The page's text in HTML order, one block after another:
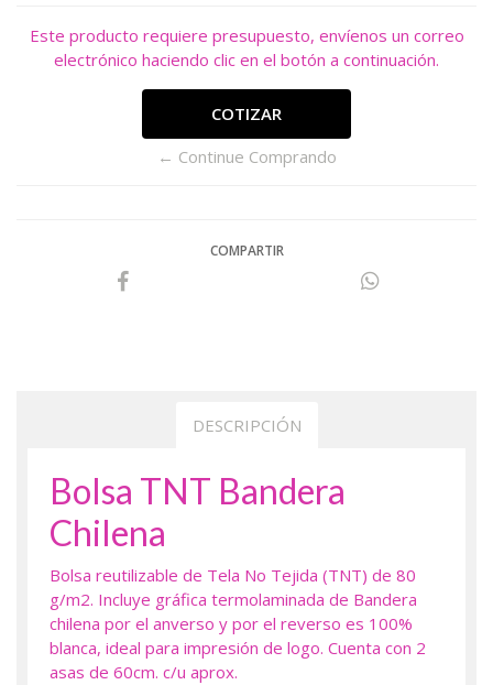
Este producto requiere presupuesto, envíenos un correo
electrónico haciendo clic en el botón a continuación.
COTIZAR
← Continue Comprando
COMPARTIR
DESCRIPCIÓN
Bolsa TNT Bandera
Chilena
Bolsa reutilizable de Tela No Tejida (TNT) de 80
g/m2. Incluye gráfica termolaminada de Bandera
chilena por el anverso y por el reverso es 100%
blanca, ideal para impresión de logo. Cuenta con 2
asas de 60cm. c/u aprox.